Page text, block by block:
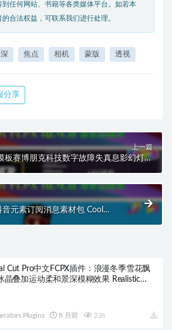
任何网站、书籍等各类媒体平台。如若本
合法权益，可联系我们进行处理。
焦点 相机 蒙版 透视
分享
上一篇
板赛博朋克科技数字故障失真息影幻灯片
Glitch Slideshow HQ0120
音元素订阅消息素材包 Cool
Cut Pro中文FCPX插件：浪漫冬季雪花飘
晶叠加运动柔和景深模糊效果 Realistic
Plugins 8 月前 226